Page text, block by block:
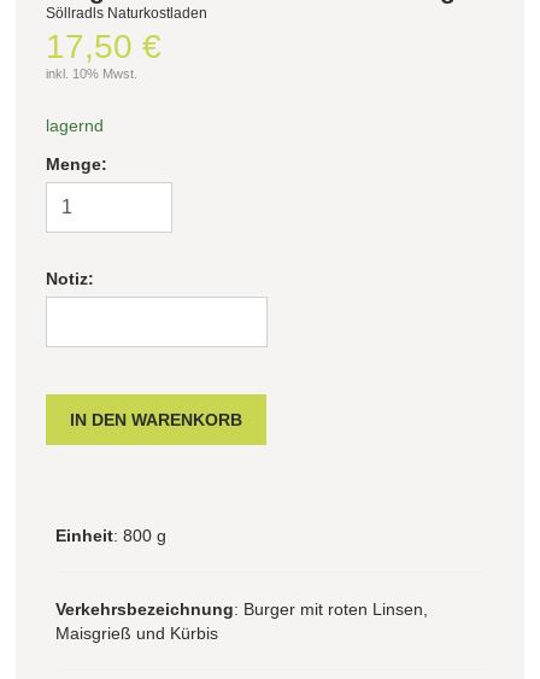
Filter zurücksetzen
Söllradls Naturkostladen
17,50 €
inkl. 10% Mwst.
lagernd
Menge:
Notiz:
Einheit: 800 g
Verkehrsbezeichnung: Burger mit roten Linsen,
Maisgrieß und Kürbis